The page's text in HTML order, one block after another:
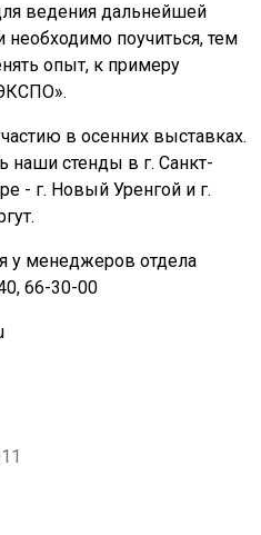
ведения дальнейшей
необходимо поучиться, тем
опыт, к примеру
в осенних выставках.
наши стенды в г. Санкт-
- г. Новый Уренгой и г.
у менеджеров отдела
66-30-00